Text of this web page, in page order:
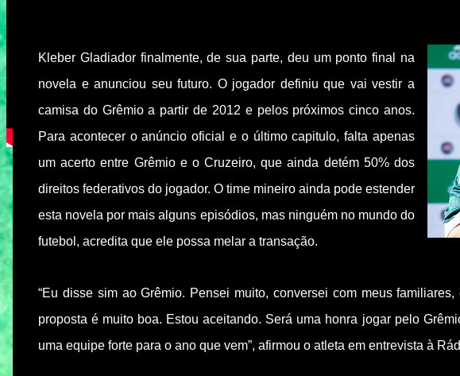
Kleber Gladiador finalmente, de sua parte, deu um ponto final na
novela e anunciou seu futuro. O jogador definiu que vai vestir a
camisa do Grêmio a partir de 2012 e pelos próximos cinco anos.
Para acontecer o anúncio oficial e o último capitulo, falta apenas
um acerto entre Grêmio e o Cruzeiro, que ainda detém 50% dos
direitos federativos do jogador. O time mineiro ainda pode estender
esta novela por mais alguns episódios, mas ninguém no mundo do
futebol, acredita que ele possa melar a transação.
“Eu disse sim ao Grêmio. Pensei muito, conversei com meus
proposta é muito boa. Estou aceitando. Será uma honra jogar pelo
uma equipe forte para o ano que vem”, afirmou o atleta em entrevista à